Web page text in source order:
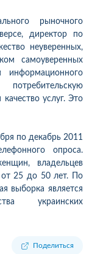
рыночного
директор по
неуверенных,
самоуверенных
информационного
услуг. Это
по декабрь 2011
опроса.
владельцев
от 25 до 50 лет. По
выборка является
украинских
Поделиться